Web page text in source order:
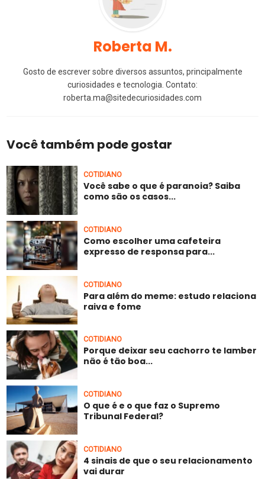
Roberta M.
Gosto de escrever sobre diversos assuntos, principalmente
curiosidades e tecnologia. Contato:
roberta.ma@sitedecuriosidades.com
Você também pode gostar
COTIDIANO
Você sabe o que é paranoia? Saiba
como são os casos...
COTIDIANO
Como escolher uma cafeteira
expresso de responsa para...
COTIDIANO
Para além do meme: estudo relaciona
raiva e fome
COTIDIANO
Porque deixar seu cachorro te lamber
não é tão boa...
COTIDIANO
O que é e o que faz o Supremo
Tribunal Federal?
COTIDIANO
4 sinais de que o seu relacionamento
vai durar